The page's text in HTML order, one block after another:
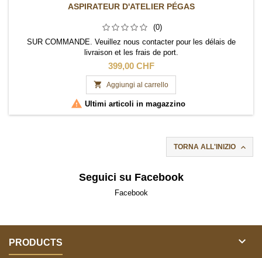
ASPIRATEUR D'ATELIER PÉGAS
(0)
SUR COMMANDE. Veuillez nous contacter pour les délais de
livraison et les frais de port.
399,00 CHF
 Aggiungi al carrello
 Ultimi articoli in magazzino
TORNA ALL'INIZIO 
Seguici su Facebook
Facebook
PRODUCTS 